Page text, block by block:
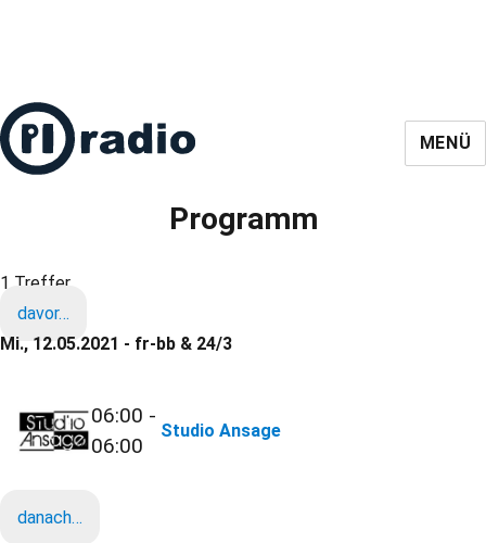
MENÜ
Programm
1 Treffer
davor…
Mi., 12.05.2021 - fr-bb & 24/3
06:00 -
06:00
Studio Ansage
danach…